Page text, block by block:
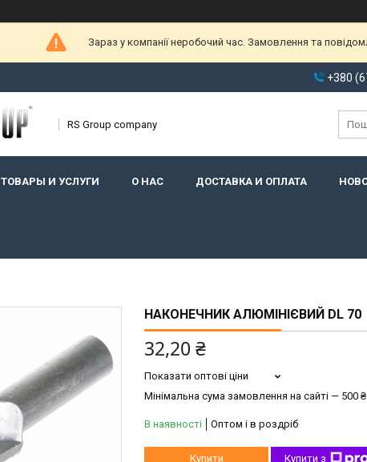
Зараз у компанії неробочий час. Замовлення та
+380
RS Group company
ТОВАРЫ И УСЛУГИ О НАС ДОСТАВКА И ОПЛАТА
НАКОНЕЧНИК АЛЮМІНІЄВИЙ DL 70
32,20 ₴
Показати оптові ціни
Мінімальна сума замовлення на сайті — 500 ₴
В наявності Оптом і в роздріб
Купити Купити з